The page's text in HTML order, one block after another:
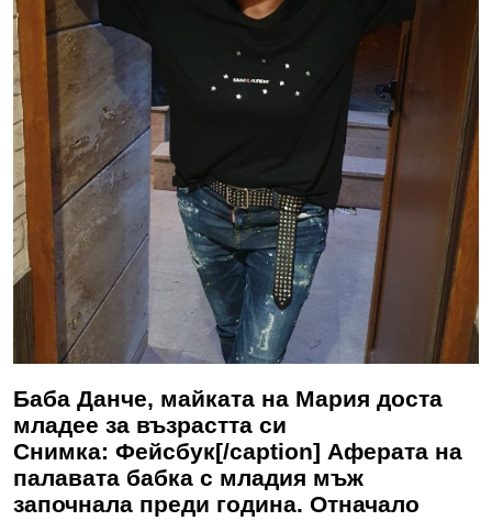
Баба Данче, майката на Мария доста
младее за възрастта си
Снимка: Фейсбук[/caption] Аферата на
палавата бабка с младия мъж
започнала преди година. Отначало